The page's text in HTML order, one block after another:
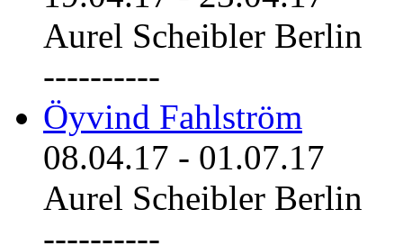
Aurel Scheibler Berlin
----------
Öyvind Fahlström
08.04.17 - 01.07.17
Aurel Scheibler Berlin
----------